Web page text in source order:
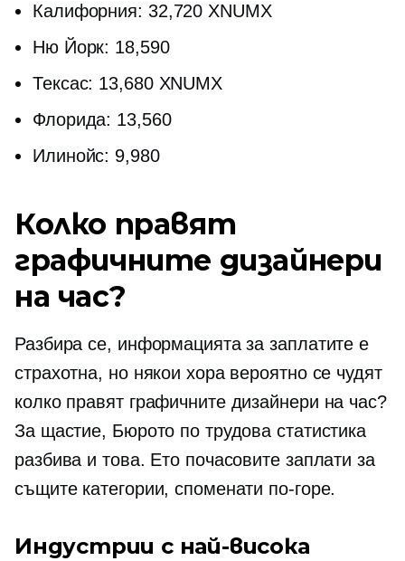
Калифорния: 32,720 XNUMX
Ню Йорк: 18,590
Тексас: 13,680 XNUMX
Флорида: 13,560
Илинойс: 9,980
Колко правят
графичните дизайнери
на час?
Разбира се, информацията за заплатите е
страхотна, но някои хора вероятно се чудят
колко правят графичните дизайнери на час?
За щастие, Бюрото по трудова статистика
разбива и това. Ето почасовите заплати за
същите категории, споменати по-горе.
Индустрии с най-висока